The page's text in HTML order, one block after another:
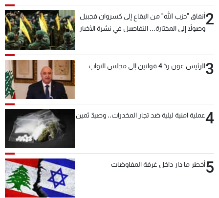
2أنفاق "حزب الله" من البقاع إلى كسروان فجبيل
وصولاً إلى المختارة... التفاصيل في نشرة الأخبار
3الرئيس عون ردّ 4 قوانين إلى مجلس النواب
4عملية امنية ليلية ضد تجار المخدرات.. وصيدٌ ثمين
5أخطر ما دار داخل غرفة المفاوضات